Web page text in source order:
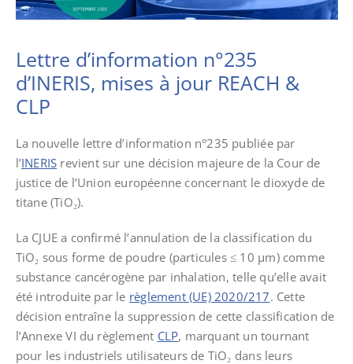
Lettre d’information n°235
d’INERIS, mises à jour REACH &
CLP
La nouvelle lettre d’information n°235 publiée par
l’INERIS revient sur une décision majeure de la Cour de
justice de l’Union européenne concernant le dioxyde de
titane (TiO₂).
La CJUE a confirmé l’annulation de la classification du
TiO₂ sous forme de poudre (particules ≤ 10 µm) comme
substance cancérogène par inhalation, telle qu’elle avait
été introduite par le règlement (UE) 2020/217. Cette
décision entraîne la suppression de cette classification de
l’Annexe VI du règlement CLP, marquant un tournant
pour les industriels utilisateurs de TiO₂ dans leurs